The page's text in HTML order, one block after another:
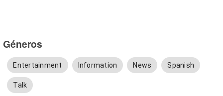
Géneros
Entertainment Information News Spanish
Talk